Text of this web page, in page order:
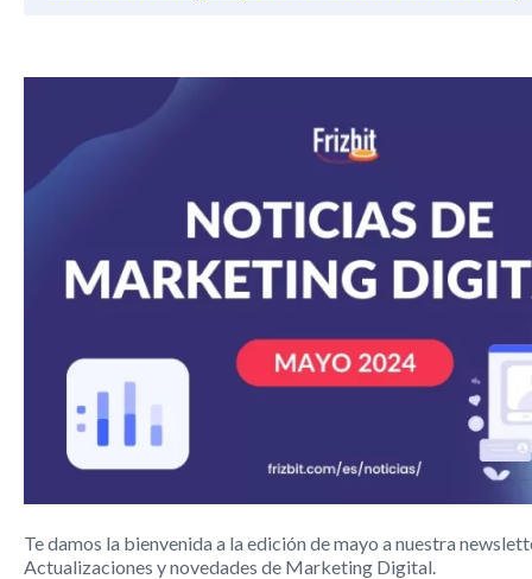
Te damos la bienvenida a la edición de mayo a nuestra
Actualizaciones y novedades de Marketing Digital.